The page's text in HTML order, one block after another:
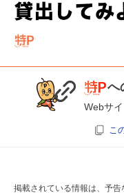
へ
Webサ
こ
掲載されている情報は、予